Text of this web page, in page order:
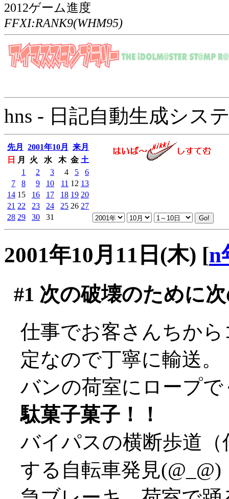
2012ゲーム進度
FFXI:RANK9(WHM95)
hns - 日記自動生成シス
先月 2001年10月
来月
日
月 火 水 木 金 土
1
2 3 4 5
6
7
8 9 10 11 12 13
14 15 16 17 18 19 20
21 22 23 24 25 26 27
28 29 30 31
2001年10月11日(木) [n
#1 次の破壊のために
仕事でお客さんちか
定なので丁寧に輸送。
バンの荷室にロープ
駄菓子菓子！！
バイパスの横断歩道
する自転車発見(@_@)